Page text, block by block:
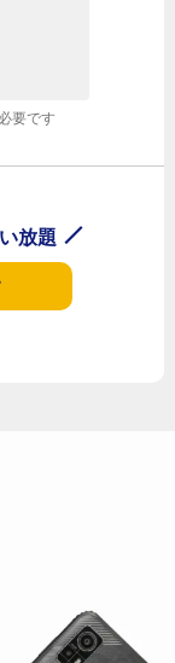
要です
放題